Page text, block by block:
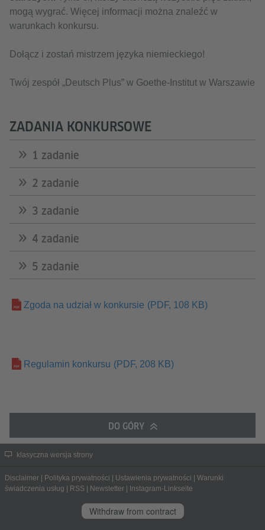
mogą wygrać. Więcej informacji można znaleźć w
warunkach konkursu.
Dołącz i zostań mistrzem języka niemieckiego!
Twój zespół „Deutsch Plus” w Goethe-Institut w Warszawie
ZADANIA KONKURSOWE
1 zadanie
2 zadanie
3 zadanie
4 zadanie
5 zadanie
Zgoda na udział w konkursie (PDF, 108 KB)
Regulamin konkursu (PDF, 208 KB)
DO GÓRY
klasyczna wersja strony
Disclaimer Polityka prywatności Ustawienia prywatności
Warunki
świadczenia usług
RSS Newsletter Instagram-Linkseite
Withdraw from contract